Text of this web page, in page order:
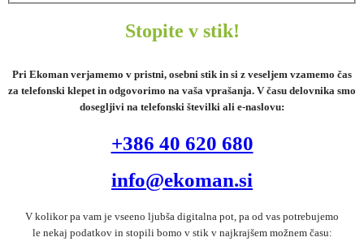
Stopite v stik!
Pri Ekoman verjamemo v pristni, osebni stik in si z veseljem vzamemo čas
za telefonski klepet in odgovorimo na vaša vprašanja. V času delovnika smo
dosegljivi na telefonski številki ali e-naslovu:
+386 40 620 680
info@ekoman.si
V kolikor pa vam je vseeno ljubša digitalna pot, pa od vas potrebujemo
le nekaj podatkov in stopili bomo v stik v najkrajšem možnem času: